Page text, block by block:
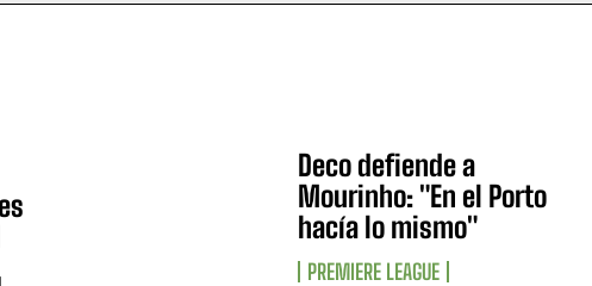
Deco defiende a
Mourinho: "En el Porto
hacía lo mismo"
PREMIERE LEAGUE